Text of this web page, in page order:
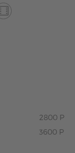
2800 P
3600 P